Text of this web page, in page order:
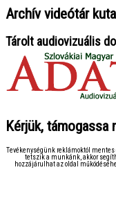
Archív videótár
Tárolt audiovizuális
Kérjük, támogassa
Tevékenységünk reklámoktól
tetszik a munkánk, akkor
hozzájárulhat az oldal